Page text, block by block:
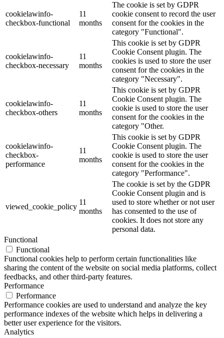
cookielawinfo-
checkbox-functional
11
months
The cookie is set by GDPR
cookie consent to record the user
consent for the cookies in the
category "Functional".
cookielawinfo-
checkbox-necessary
11
months
This cookie is set by GDPR
Cookie Consent plugin. The
cookies is used to store the user
consent for the cookies in the
category "Necessary".
cookielawinfo-
checkbox-others
11
months
This cookie is set by GDPR
Cookie Consent plugin. The
cookie is used to store the user
consent for the cookies in the
category "Other.
cookielawinfo-
checkbox-
performance
11
months
This cookie is set by GDPR
Cookie Consent plugin. The
cookie is used to store the user
consent for the cookies in the
category "Performance".
viewed_cookie_policy
11
months
The cookie is set by the GDPR
Cookie Consent plugin and is
used to store whether or not user
has consented to the use of
cookies. It does not store any
personal data.
Functional
Functional
Functional cookies help to perform certain functionalities like
sharing the content of the website on social media platforms, collect
feedbacks, and other third-party features.
Performance
Performance
Performance cookies are used to understand and analyze the key
performance indexes of the website which helps in delivering a
better user experience for the visitors.
Analytics